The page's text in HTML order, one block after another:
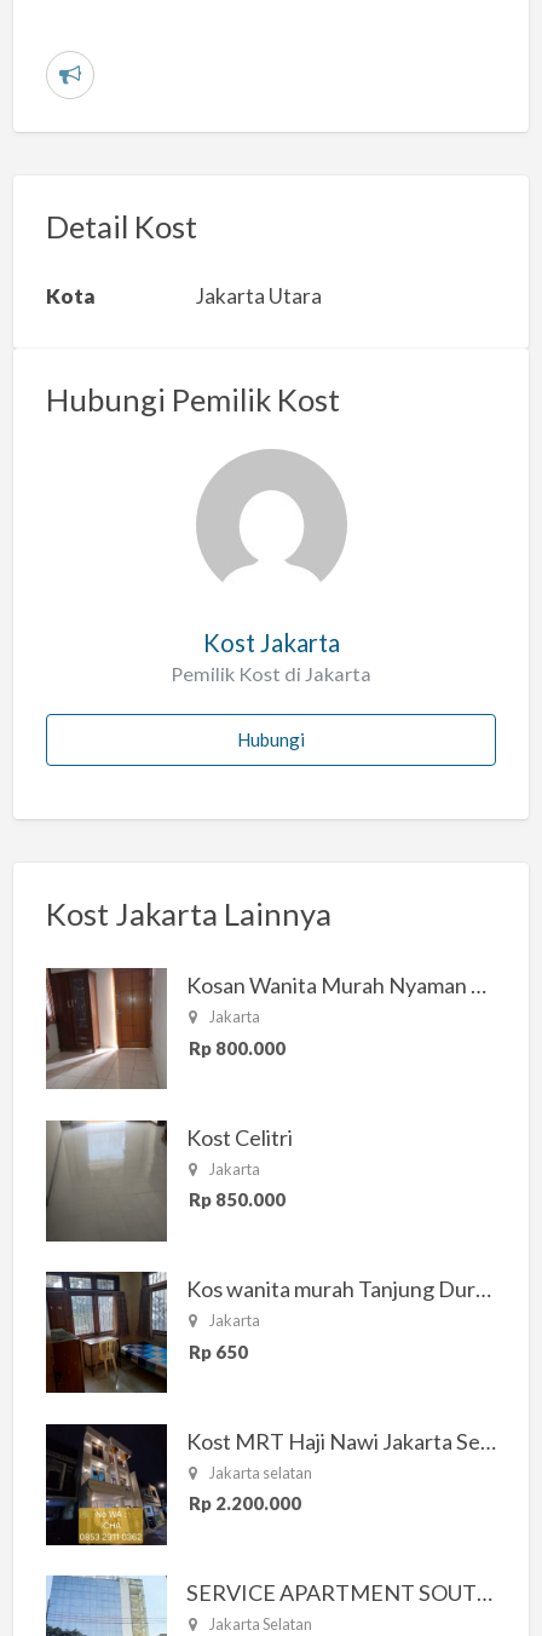
L
r
a
s
Detail Kost
Kota Jakarta Utara
Hubungi Pemilik Kost
Kost Jakarta
Pemilik Kost di Jakarta
Hubungi
Kost Jakarta Lainnya
Kosan Wanita Murah Nyaman di Jakarta Selatan
Jakarta
Rp 800.000
Kost Celitri
Jakarta
Rp 850.000
Kos wanita murah Tanjung Duren Jakarta Barat
Jakarta
Rp 650
Kost MRT Haji Nawi Jakarta Selatan
Jakarta selatan
Rp 2.200.000
SERVICE APARTMENT SOUTH RESIDENCE
Jakarta Selatan